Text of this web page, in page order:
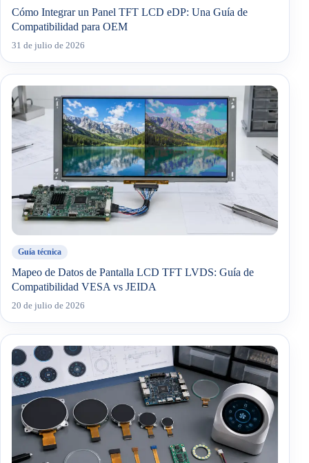
Cómo Integrar un Panel TFT LCD eDP: Una Guía de
Compatibilidad para OEM
31 de julio de 2026
Guía técnica
Mapeo de Datos de Pantalla LCD TFT LVDS: Guía de
Compatibilidad VESA vs JEIDA
20 de julio de 2026